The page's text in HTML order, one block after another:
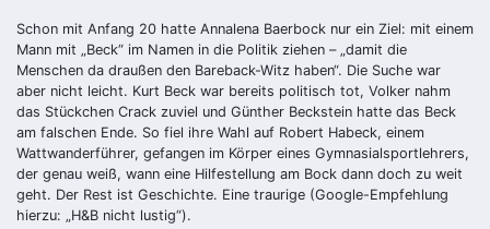
Schon mit Anfang 20 hatte Annalena Baerbock nur ein Ziel: mit einem
Mann mit „Beck“ im Namen in die Politik ziehen – „damit die
Menschen da draußen den Bareback-Witz haben“. Die Suche war
aber nicht leicht. Kurt Beck war bereits politisch tot, Volker nahm
das Stückchen Crack zuviel und Günther Beckstein hatte das Beck
am falschen Ende. So fiel ihre Wahl auf Robert Habeck, einem
Wattwanderführer, gefangen im Körper eines Gymnasialsportlehrers,
der genau weiß, wann eine Hilfestellung am Bock dann doch zu weit
geht. Der Rest ist Geschichte. Eine traurige (Google-Empfehlung
hierzu: „H&B nicht lustig“).